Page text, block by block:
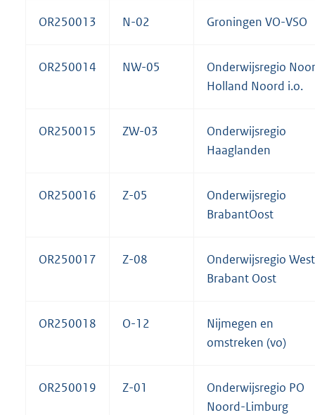
OR250013 N-02 Groningen VO-VSO
OR250014 NW-05
Onderwijsregio
Holland Noord i.o.
OR250015 ZW-03
Onderwijsregio
Haaglanden
OR250016 Z-05
Onderwijsregio
BrabantOost
OR250017 Z-08
Onderwijsregio
Brabant Oost
OR250018 O-12
Nijmegen en
omstreken (vo)
OR250019 Z-01
Onderwijsregio PO
Noord-Limburg